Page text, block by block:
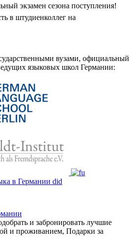
экзамен сезона поступления!
в штудиенколлег на
вузами, официальный
языковых школ Германии:
и забронировать лучшие
и проживанием, Подарки за